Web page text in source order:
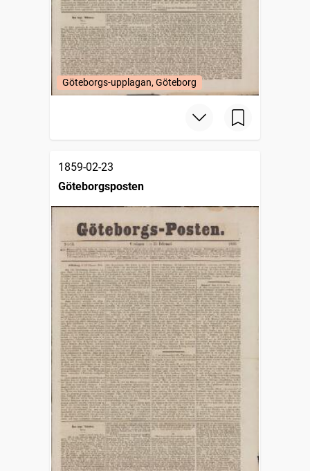
Göteborgs-upplagan, Göteborg
1859-02-23
Göteborgsposten